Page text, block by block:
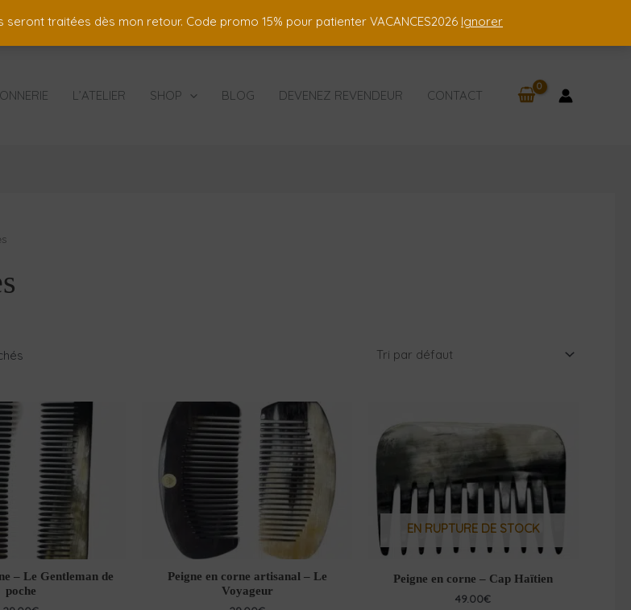
traitées dès mon retour. Code promo 15% pour patienter VACANCES2026 Ignorer
L’ATELIER SHOP BLOG DEVENEZ REVENDEUR CONTACT
– Le Gentleman de
poche
Peigne en corne artisanal – Le
Voyageur
EN RUPTURE DE STOCK
Peigne en corne – Cap Haïtien
49.00€